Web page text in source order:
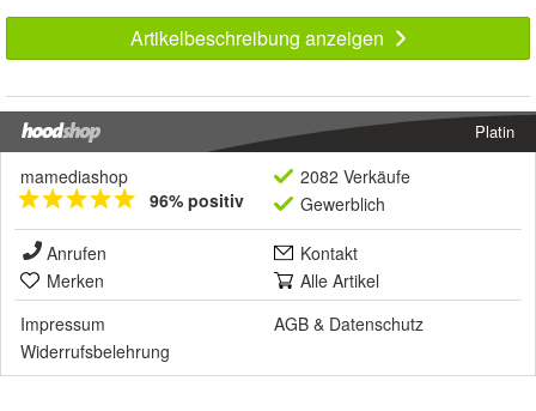
Artikelbeschreibung anzeigen
Platin
mamediashop
96% positiv
2082 Verkäufe
Gewerblich
Anrufen
Kontakt
Merken
Alle Artikel
Impressum
AGB & Datenschutz
Widerrufsbelehrung